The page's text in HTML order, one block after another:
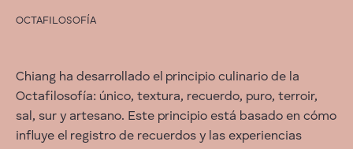
OCTAFILOSOFÍA
Chiang ha desarrollado el principio culinario de la
Octafilosofía: único, textura, recuerdo, puro, terroir,
sal, sur y artesano. Este principio está basado en cómo
influye el registro de recuerdos y las experiencias